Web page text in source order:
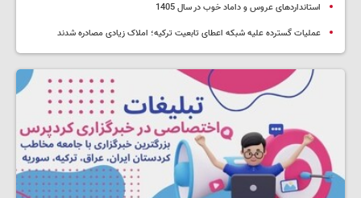
استانداردهای عروس و داماد خوب در سال 1405
عملیات گسترده علیه شبکه اعطای تابعیت ترکیه؛ املاک زیادی مصادره شدند